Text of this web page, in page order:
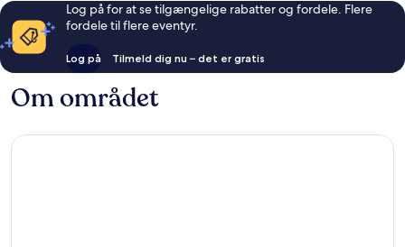
Log på for at se tilgængelige rabatter og fordele. Flere
fordele til flere eventyr.
Log på Tilmeld dig nu – det er gratis
Om området